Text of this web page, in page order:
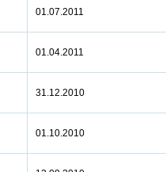
01.07.2011
01.04.2011
31.12.2010
01.10.2010